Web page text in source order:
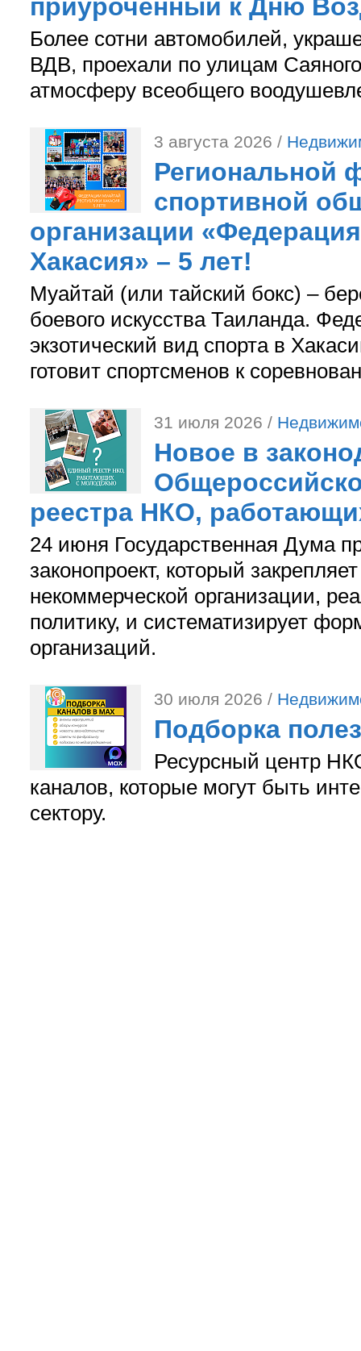
приуроченный к Дню
Более сотни автомобилей,
ВДВ, проехали по улицам
атмосферу всеобщего
3 августа 2026 /
Региональной
спортивной
организации
Хакасия» – 5 лет!
Муайтай (или тайский бокс) –
боевого искусства Таиланда.
экзотический вид спорта в
готовит спортсменов к
31 июля 2026 /
Новое в
реестра НКО,
24 июня Государственная Дума
законопроект, который
некоммерческой организации,
политику, и систематизирует
организаций.
30 июля 2026 /
Подборка
Ресурсный центр
каналов, которые могут быть
сектору.